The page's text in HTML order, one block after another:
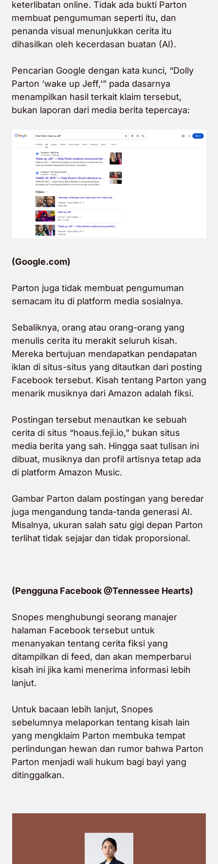
keterlibatan online. Tidak ada bukti Parton
membuat pengumuman seperti itu, dan
penanda visual menunjukkan cerita itu
dihasilkan oleh kecerdasan buatan (AI).
Pencarian Google dengan kata kunci, “Dolly
Parton ‘wake up Jeff,'” pada dasarnya
menampilkan hasil terkait klaim tersebut,
bukan laporan dari media berita tepercaya:
(Google.com)
Parton juga tidak membuat pengumuman
semacam itu di platform media sosialnya.
Sebaliknya, orang atau orang-orang yang
menulis cerita itu merakit seluruh kisah.
Mereka bertujuan mendapatkan pendapatan
iklan di situs-situs yang ditautkan dari posting
Facebook tersebut. Kisah tentang Parton yang
menarik musiknya dari Amazon adalah fiksi.
Postingan tersebut menautkan ke sebuah
cerita di situs “hoaus.feji.io,” bukan situs
media berita yang sah. Hingga saat tulisan ini
dibuat, musiknya dan profil artisnya tetap ada
di platform Amazon Music.
Gambar Parton dalam postingan yang beredar
juga mengandung tanda-tanda generasi AI.
Misalnya, ukuran salah satu gigi depan Parton
terlihat tidak sejajar dan tidak proporsional.
(Pengguna Facebook @Tennessee Hearts)
Snopes menghubungi seorang manajer
halaman Facebook tersebut untuk
menanyakan tentang cerita fiksi yang
ditampilkan di feed, dan akan memperbarui
kisah ini jika kami menerima informasi lebih
lanjut.
Untuk bacaan lebih lanjut, Snopes
sebelumnya melaporkan tentang kisah lain
yang mengklaim Parton membuka tempat
perlindungan hewan dan rumor bahwa Parton
Parton menjadi wali hukum bagi bayi yang
ditinggalkan.